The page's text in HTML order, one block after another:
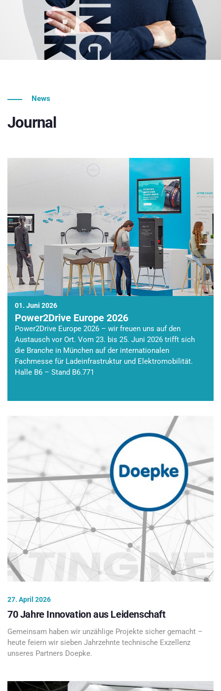
News
Journal
01. Juni 2026
Power2Drive Europe 2026
Power2Drive Europe 2026 – wir freuen uns auf den
Austausch vor Ort. Vom 23. bis 25. Juni 2026 trifft sich
die Branche in München auf der internationalen
Fachmesse für Ladeinfrastruktur und Elektromobilität.
Halle B6 – Stand B6.771
27. April 2026
70 Jahre Innovation aus Leidenschaft
Gemeinsam haben wir unzählige Projekte sicher gemacht –
heute feiern wir sieben Jahrzehnte technische Exzellenz
unseres Partners Doepke.